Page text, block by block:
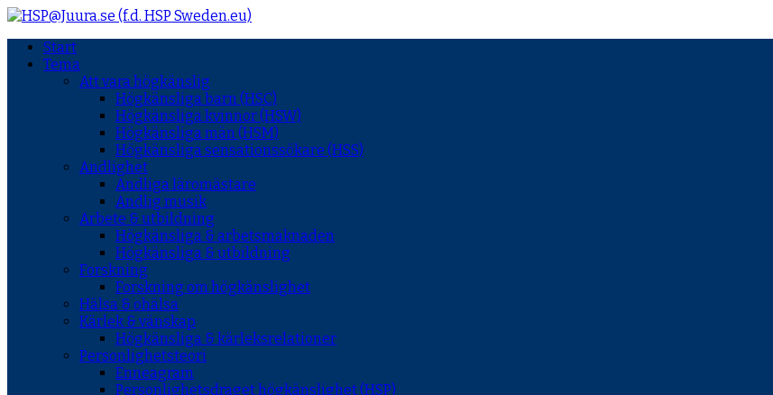
Start
Tema
Att vara högkänslig
Högkänsliga barn (HSC)
Högkänsliga kvinnor (HSW)
Högkänsliga män (HSM)
Högkänsliga sensationssökare (HSS)
Andlighet
Andliga läromästare
Andlig musik
Arbete & utbildning
Högkänsliga & arbetsmaknaden
Högkänsliga & utbildning
Forskning
Forskning om högkänslighet
Hälsa & ohälsa
Kärlek & vänskap
Högkänsliga & kärleksrelationer
Personlighetsteori
Enneagram
Personlighetsdraget högkänslighet (HSP)